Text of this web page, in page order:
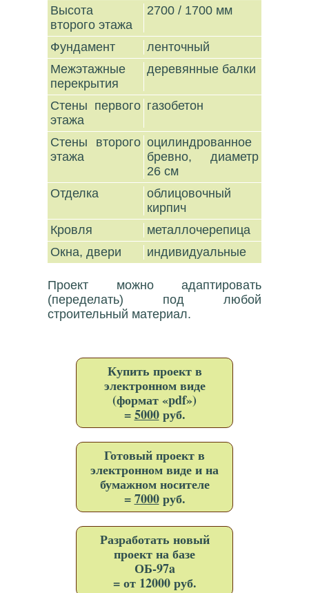
Высота
второго этажа
2700 / 1700 мм
Фундамент
ленточный
Межэтажные
перекрытия
деревянные балки
Стены первого
этажа
газобетон
Стены второго
этажа
оцилиндрованное
бревно, диаметр
26 см
Отделка
облицовочный
кирпич
Кровля
металлочерепица
Окна, двери
индивидуальные
Проект можно адаптировать
(переделать) под любой
строительный материал.
Купить проект в
электронном виде
(формат «pdf»)
=5000руб.
Готовый проект в
электронном виде и на
бумажном носителе
=7000руб.
Разработать новый
проект на базе
ОБ-97a
= от 12000 руб.